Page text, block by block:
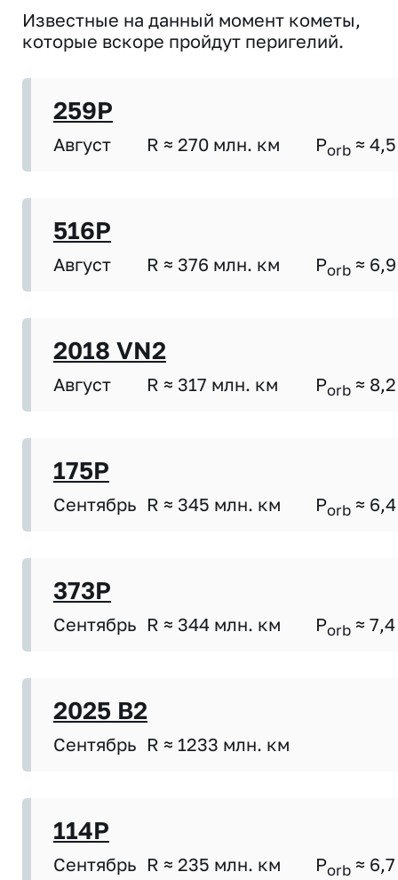
Известные на данный момент кометы,
которые вскоре пройдут перигелий.
259P
Август R ≈ 270 млн. км Porb ≈ 4,5
516P
Август R ≈ 376 млн. км Porb ≈ 6,9
2018 VN2
Август R ≈ 317 млн. км Porb ≈ 8,2
175P
Сентябрь R ≈ 345 млн. км Porb ≈ 6,4
373P
Сентябрь R ≈ 344 млн. км Porb ≈ 7,4
2025 B2
Сентябрь R ≈ 1233 млн. км
114P
Сентябрь R ≈ 235 млн. км Porb ≈ 6,7